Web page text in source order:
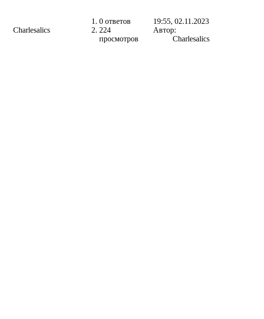
Charlesalics
0 ответов
224
просмотров
19:55, 02.11.2023
Автор:
Charlesalics